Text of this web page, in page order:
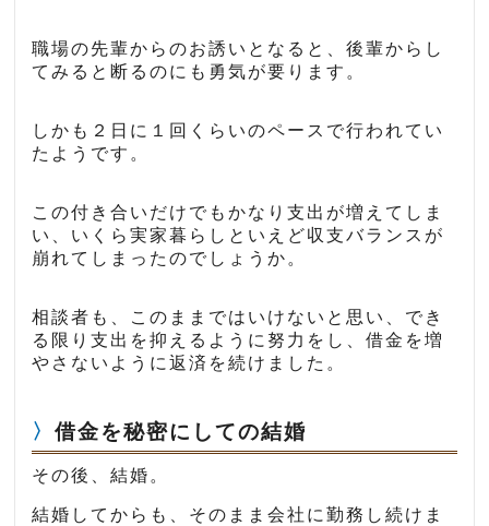
職場の先輩からのお誘いとなると、後輩からし
てみると断るのにも勇気が要ります。
しかも２日に１回くらいのペースで行われてい
たようです。
この付き合いだけでもかなり支出が増えてしま
い、いくら実家暮らしといえど収支バランスが
崩れてしまったのでしょうか。
相談者も、このままではいけないと思い、でき
る限り支出を抑えるように努力をし、借金を増
やさないように返済を続けました。
借金を秘密にしての結婚
その後、結婚。
結婚してからも、そのまま会社に勤務し続けま